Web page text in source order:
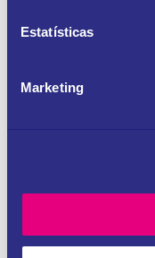
Estatísticas
Marketing